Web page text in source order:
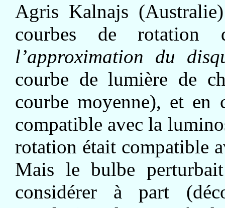
Agris Kalnajs
courbes de
l’approximation du
courbe de lumière de
courbe moyenne), et en
compatible avec la
rotation était compatible
Mais le bulbe
considérer à part